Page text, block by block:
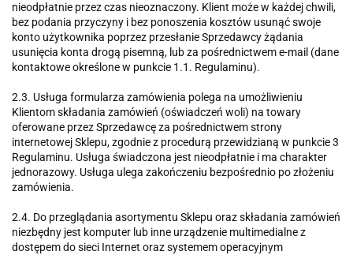
nieodpłatnie przez czas nieoznaczony. Klient może w każdej chwili,
bez podania przyczyny i bez ponoszenia kosztów usunąć swoje
konto użytkownika poprzez przesłanie Sprzedawcy żądania
usunięcia konta drogą pisemną, lub za pośrednictwem e-mail (dane
kontaktowe określone w punkcie 1.1. Regulaminu).
2.3. Usługa formularza zamówienia polega na umożliwieniu
Klientom składania zamówień (oświadczeń woli) na towary
oferowane przez Sprzedawcę za pośrednictwem strony
internetowej Sklepu, zgodnie z procedurą przewidzianą w punkcie 3
Regulaminu. Usługa świadczona jest nieodpłatnie i ma charakter
jednorazowy. Usługa ulega zakończeniu bezpośrednio po złożeniu
zamówienia.
2.4. Do przeglądania asortymentu Sklepu oraz składania zamówień
niezbędny jest komputer lub inne urządzenie multimedialne z
dostępem do sieci Internet oraz systemem operacyjnym